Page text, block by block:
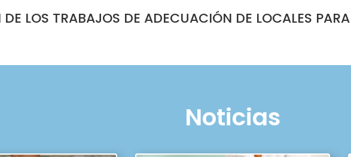
LOS TRABAJOS DE ADECUACIÓN DE LOCALES
Noticias